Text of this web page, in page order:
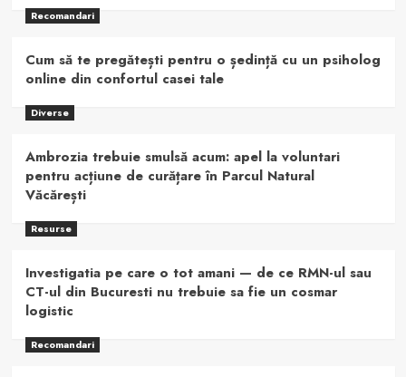
Recomandari
Cum să te pregătești pentru o ședință cu un psiholog
online din confortul casei tale
Diverse
Ambrozia trebuie smulsă acum: apel la voluntari
pentru acțiune de curățare în Parcul Natural
Văcărești
Resurse
Investigatia pe care o tot amani — de ce RMN-ul sau
CT-ul din Bucuresti nu trebuie sa fie un cosmar
logistic
Recomandari